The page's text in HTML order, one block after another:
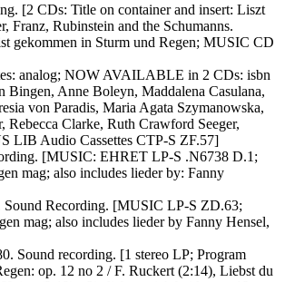
[2 CDs: Title on container and insert: Liszt
Franz, Rubinstein and the Schumanns.
gekommen in Sturm und Regen; MUSIC CD
analog; NOW AVAILABLE in 2 CDs: isbn
Anne Boleyn, Maddalena Casulana,
von Paradis, Maria Agata Szymanowska,
Clarke, Ruth Crawford Seeger,
LIB Audio Cassettes CTP-S ZF.57]
[MUSIC: EHRET LP-S .N6738 D.1;
mag; also includes lieder by: Fanny
Sound Recording. [MUSIC LP-S ZD.63;
mag; also includes lieder by Fanny Hensel,
Sound recording. [1 stereo LP; Program
op. 12 no 2 / F. Ruckert (2:14), Liebst du